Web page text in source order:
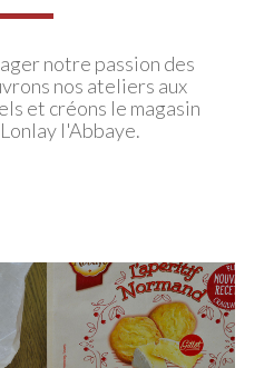
notre passion des
nos ateliers aux
et créons le magasin
l'Abbaye.